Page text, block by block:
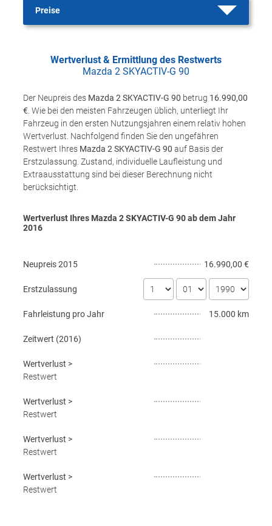
Preise
Wertverlust & Ermittlung des Restwerts
Mazda 2 SKYACTIV-G 90
Der Neupreis des Mazda 2 SKYACTIV-G 90 betrug 16.990,00
€ . Wie bei den meisten Fahrzeugen üblich, unterliegt Ihr
Fahrzeug in den ersten Nutzungsjahren einem relativ hohen
Wertverlust. Nachfolgend finden Sie den ungefähren
Restwert Ihres Mazda 2 SKYACTIV-G 90 auf Basis der
Erstzulassung. Zustand, individuelle Laufleistung und
Extraausstattung sind bei dieser Berechnung nicht
berücksichtigt.
Wertverlust Ihres Mazda 2 SKYACTIV-G 90 ab dem Jahr
2016
Neupreis2015 16.990,00 €
Erstzulassung
Fahrleistung pro Jahr 15.000 km
Zeitwert (2016)
Wertverlust >
Restwert
Wertverlust >
Restwert
Wertverlust >
Restwert
Wertverlust >
Restwert